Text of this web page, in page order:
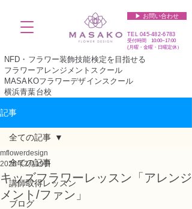
▶︎ お問い合わせ
TEL045-482-6783
受付時間 10:00~17:00​​​
(​月曜・金曜・日曜定休）
NFD・フラワー装飾技能検定を目指せる
フラワーアレンジメントスクール
MASAKOフラワーデザインスクール
横浜青葉台校
記事
全ての記事
講師取得レッスン
ブログ
全ての記事
キッズフラワーレッスン「アレンジ
メント/ファン」
mflowerdesign
2025年2月19日